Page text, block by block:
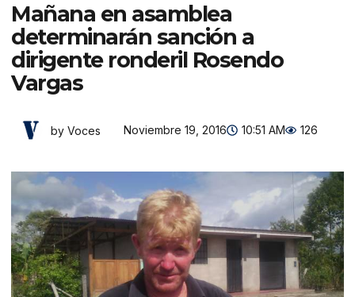
Mañana en asamblea
determinarán sanción a
dirigente ronderil Rosendo
Vargas
by Voces Noviembre 19, 2016 10:51 AM 126